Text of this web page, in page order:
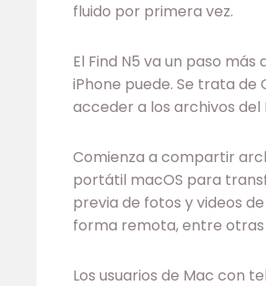
fluido por primera vez.
El Find N5 va un paso
iPhone puede. Se trata de
acceder a los archivos
Comienza a compartir
portátil macOS para
previa de fotos y videos
forma remota, entre otras
Los usuarios de Mac con